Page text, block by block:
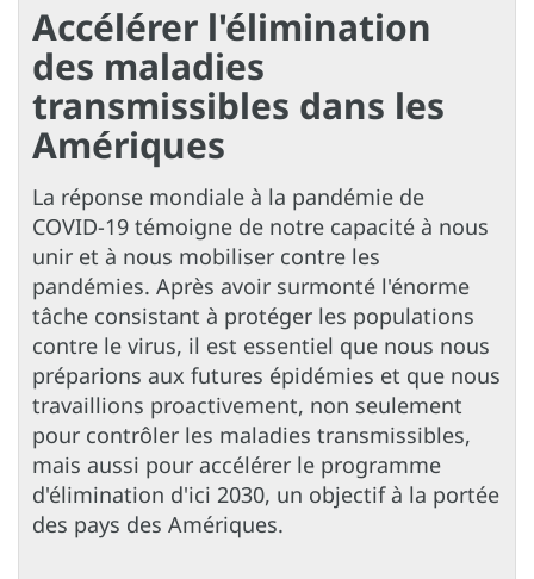
Accélérer l'élimination
des maladies
transmissibles dans les
Amériques
La réponse mondiale à la pandémie de
COVID-19 témoigne de notre capacité à nous
unir et à nous mobiliser contre les
pandémies. Après avoir surmonté l'énorme
tâche consistant à protéger les populations
contre le virus, il est essentiel que nous nous
préparions aux futures épidémies et que nous
travaillions proactivement, non seulement
pour contrôler les maladies transmissibles,
mais aussi pour accélérer le programme
d'élimination d'ici 2030, un objectif à la portée
des pays des Amériques.